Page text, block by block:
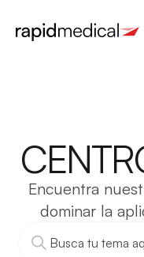
Encuentra
dominar la